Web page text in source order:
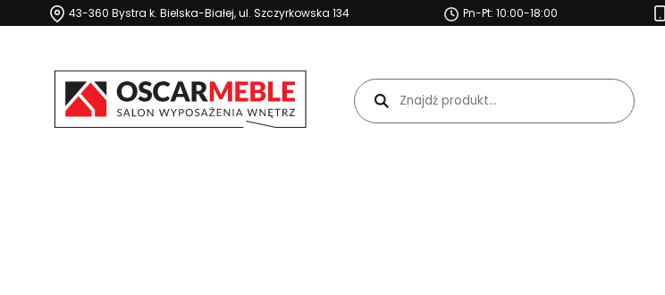
43-360 Bystra k. Bielska-Białej, ul. Szczyrkowska 134 Pn-Pt: 10:00-18:00